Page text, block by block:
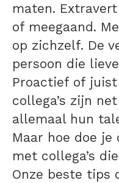
maten.
of meegaand.
op zichzelf. De
persoon die
Proactief of
collega’s zijn
allemaal hun
Maar hoe doe je
met collega’s
Onze beste tips